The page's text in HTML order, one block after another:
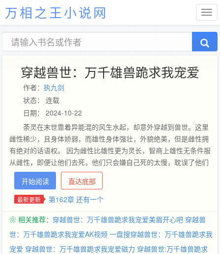
万相之王小说网
穿越兽世：万千雄兽跪求我宠爱
作者： 执九剑
状态： 连载
日期： 2024-10-22
荼灵在末世靠着异能混的风生水起，却意外穿越到兽世。这里
雌性稀少，且身体娇弱，而雄性身体强壮，外貌绝美，但是雌性拥
有绝对的话语权。 因为雌性比雄性更为灵长，智商上雄性无条件服
从雌性，即便让他们去死，他们只会嫌自己死的太慢，耽误了他们
雌主的正事。 荼灵一穿过来，看到的就是眼前跪了一地的男人，
“你们跪着干嘛？”众兽瑟瑟发抖.... “这里是哪?”众兽抖如筛糠....荼
灵：“额，你们是在发抖吗？”众兽递上鞭子：“请雌主责罚!我们不
样了，在雌主的暴虐蹂躏中静静等待死亡。 但有一天，他们的雌主
突然变了，霸气又温柔，让人心甘情愿的沉沦。 荼灵斜睨众兽：
“这下看见我还抖吗？”众兽人：“兴奋的发抖!”
开始阅读 直达底部
最新更新 第162章 还有一个
❀ 相关推荐： 穿越兽世：万千雄兽跪求我宠爱美眉开心吧 穿越兽
世：万千雄兽跪求我宠爱AK视频 一盘搜穿越兽世：万千雄兽跪求我
宠爱 穿越兽世：万千雄兽跪求我宠爱磁力 穿越兽世:万千雄兽跪求